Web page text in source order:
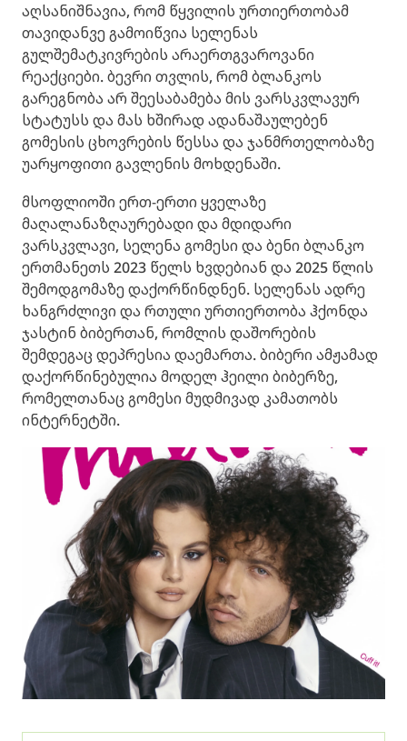
აღსანიშნავია, რომ წყვილის ურთიერთობამ
თავიდანვე გამოიწვია სელენას
გულშემატკივრების არაერთგვაროვანი
რეაქციები. ბევრი თვლის, რომ ბლანკოს
გარეგნობა არ შეესაბამება მის ვარსკვლავურ
სტატუსს და მას ხშირად ადანაშაულებენ
გომესის ცხოვრების წესსა და ჯანმრთელობაზე
უარყოფითი გავლენის მოხდენაში.
მსოფლიოში ერთ-ერთი ყველაზე
მაღალანაზღაურებადი და მდიდარი
ვარსკვლავი, სელენა გომესი და ბენი ბლანკო
ერთმანეთს 2023 წელს ხვდებიან და 2025 წლის
შემოდგომაზე დაქორწინდნენ. სელენას ადრე
ხანგრძლივი და რთული ურთიერთობა ჰქონდა
ჯასტინ ბიბერთან, რომლის დაშორების
შემდეგაც დეპრესია დაემართა. ბიბერი ამჟამად
დაქორწინებულია მოდელ ჰეილი ბიბერზე,
რომელთანაც გომესი მუდმივად კამათობს
ინტერნეტში.